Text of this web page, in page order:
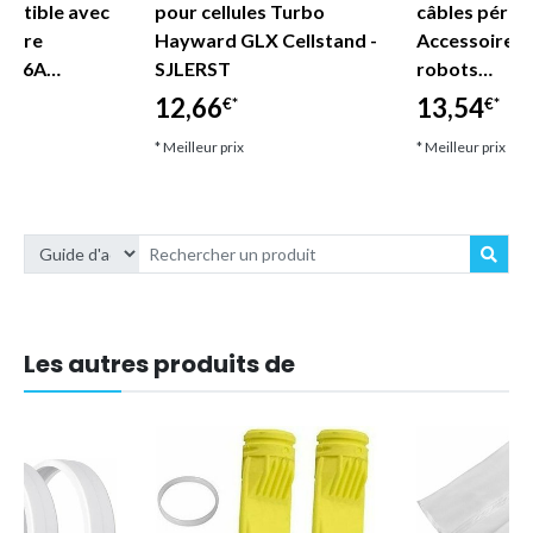
avec
pour cellules Turbo
Hayward GLX Cellstand -
SJLERST
12,66€*
* Meilleur prix
câbles
Accessoires
robots…
13,54€*
* Meilleur prix
Les autres produits de